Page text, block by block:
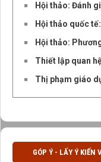
Hội thảo: Đánh
Hội thảo quốc
Hội thảo:
Thiết lập quan
Thị phạm giáo
GÓP Ý - LẤY Ý KIẾN